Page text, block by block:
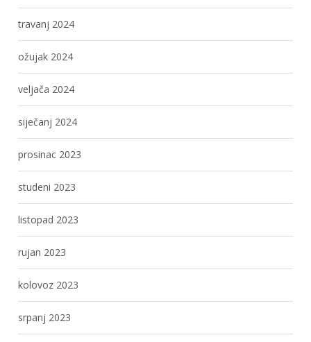
travanj 2024
ožujak 2024
veljača 2024
siječanj 2024
prosinac 2023
studeni 2023
listopad 2023
rujan 2023
kolovoz 2023
srpanj 2023